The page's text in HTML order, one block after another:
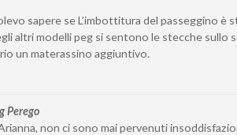
sapere se L’imbottitura del passeggino è
altri modelli peg si sentono le stecche sullo
un materassino aggiuntivo.
Perego
non ci sono mai pervenuti